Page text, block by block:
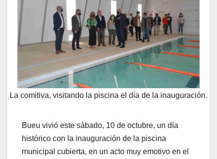
La comitiva, visitando la piscina el día de la inauguración.
Bueu vivió este sábado, 10 de octubre, un día
histórico con la inauguración de la piscina
municipal cubierta, en un acto muy emotivo en el